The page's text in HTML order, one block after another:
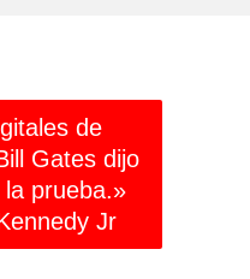
de
Gates dijo
prueba.»
Jr